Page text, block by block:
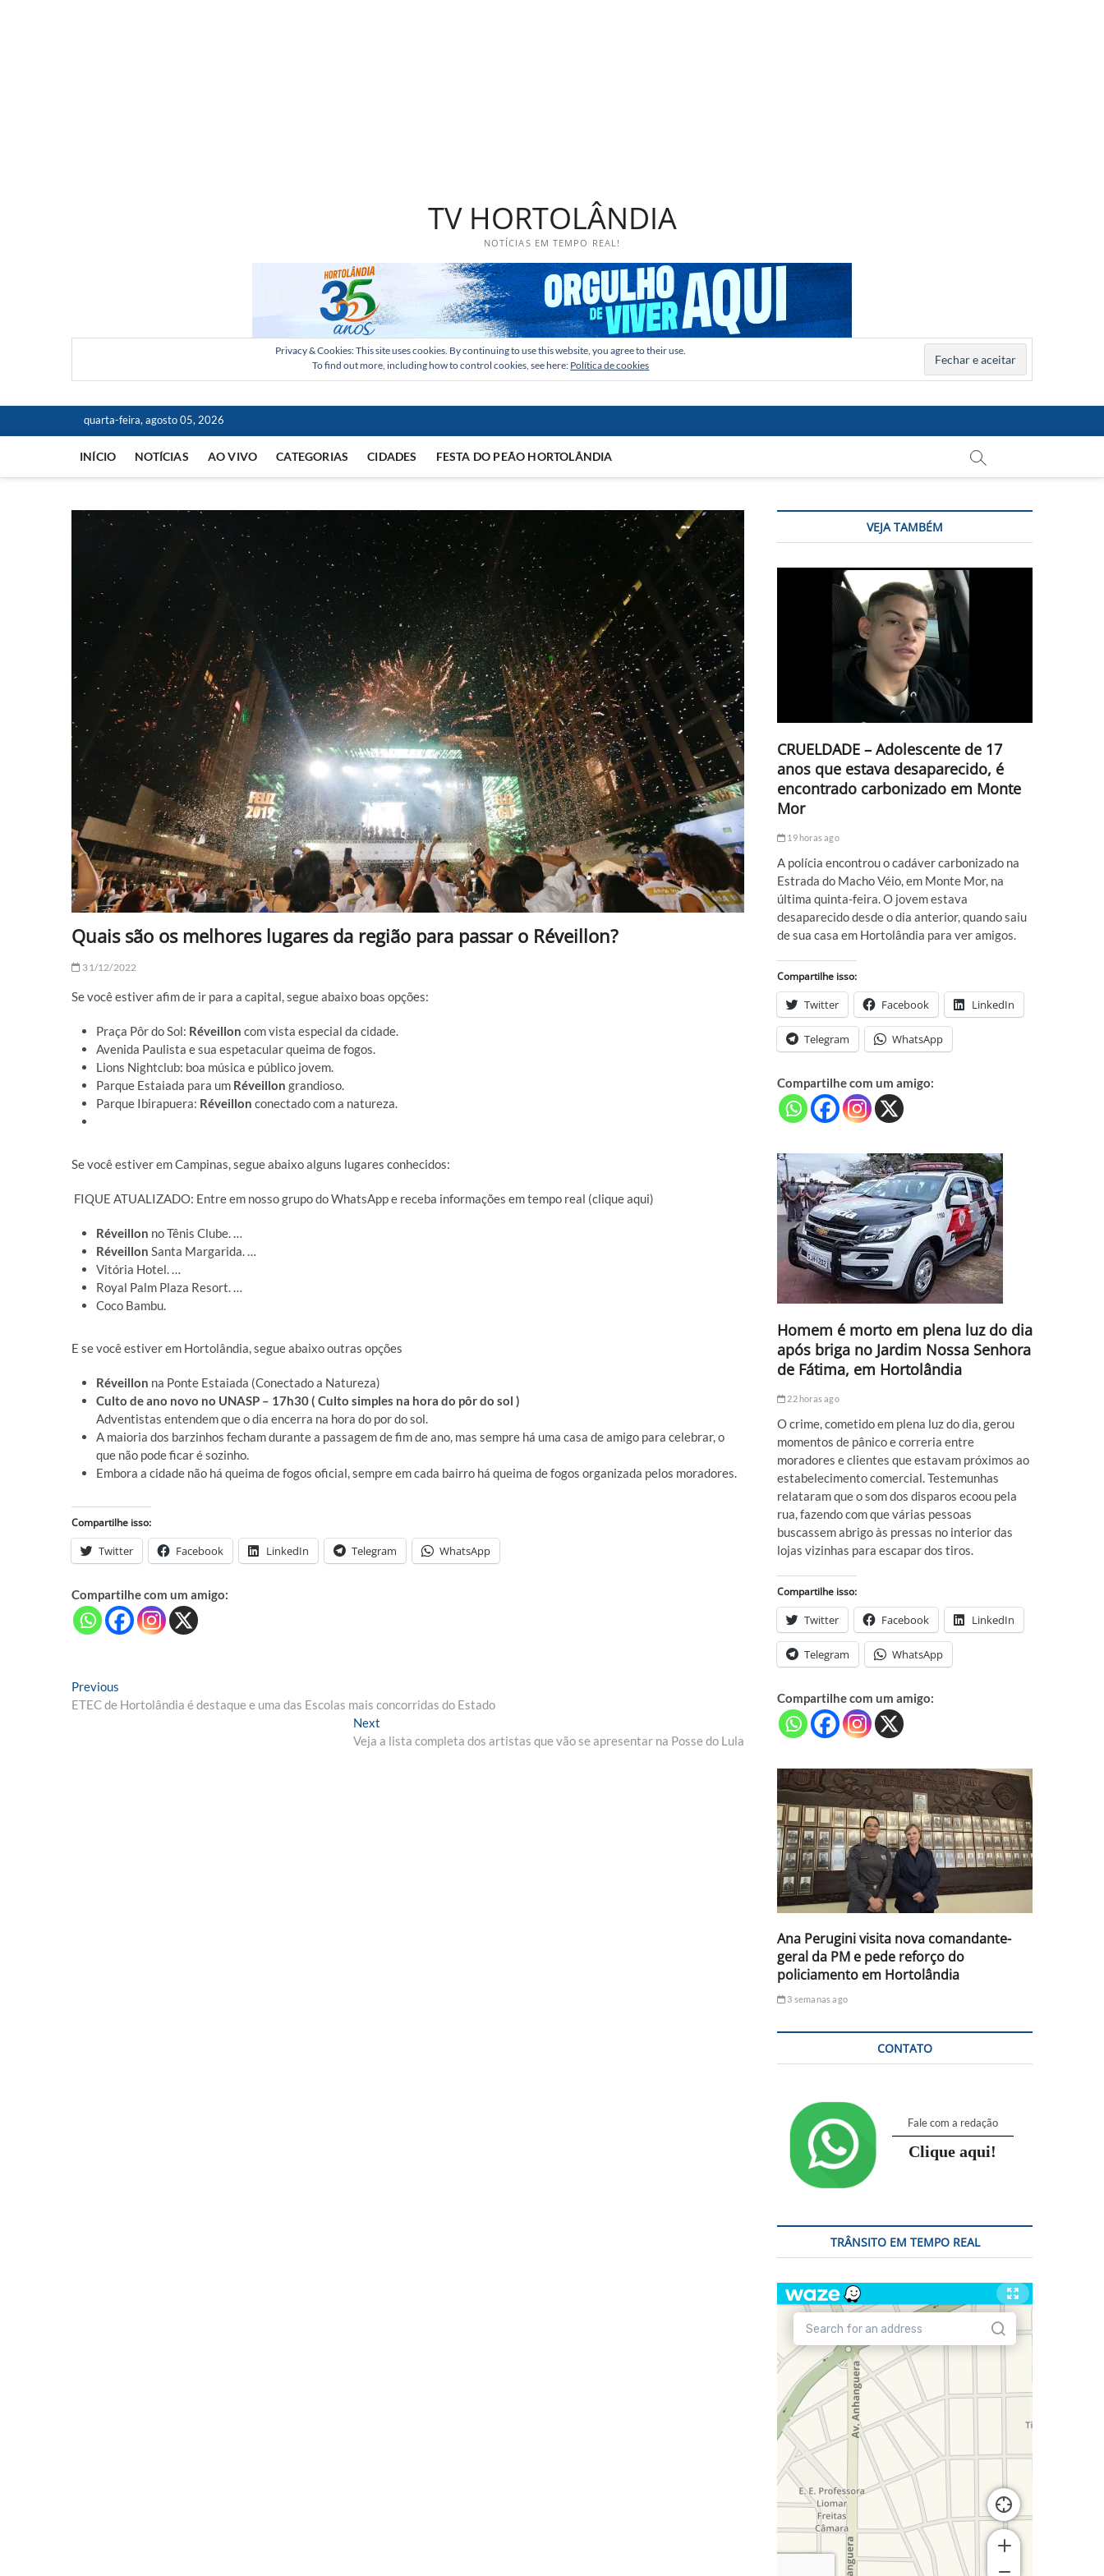
TV HORTOLÂNDIA
NOTÍCIAS EM TEMPO REAL!
Privacy & Cookies: This site uses cookies. By continuing to use this website, you agree to their use.
To find out more, including how to control cookies, see here: Política de cookies
quarta-feira, agosto 05, 2026
INÍCIO NOTÍCIAS AO VIVO CATEGORIAS CIDADES FESTA DO PEÃO HORTOLÂNDIA
Quais são os melhores lugares da região para passar o Réveillon?
31/12/2022
Se você estiver afim de ir para a capital, segue abaixo boas opções:
Praça Pôr do Sol: Réveillon com vista especial da cidade.
Avenida Paulista e sua espetacular queima de fogos.
Lions Nightclub: boa música e público jovem.
Parque Estaiada para um Réveillon grandioso.
Parque Ibirapuera: Réveillon conectado com a natureza.
Se você estiver em Campinas, segue abaixo alguns lugares conhecidos:
FIQUE ATUALIZADO: Entre em nosso grupo do WhatsApp e receba informações em tempo real (clique aqui)
Réveillon no Tênis Clube. …
Réveillon Santa Margarida. …
Vitória Hotel. …
Royal Palm Plaza Resort. …
Coco Bambu.
E se você estiver em Hortolândia, segue abaixo outras opções
Réveillon na Ponte Estaiada (Conectado a Natureza)
Culto de ano novo no UNASP – 17h30 ( Culto simples na hora do pôr do sol )
Adventistas entendem que o dia encerra na hora do por do sol.
A maioria dos barzinhos fecham durante a passagem de fim de ano, mas sempre há uma casa de amigo para celebrar, o
que não pode ficar é sozinho.
Embora a cidade não há queima de fogos oficial, sempre em cada bairro há queima de fogos organizada pelos moradores.
Compartilhe isso:
Twitter Facebook LinkedIn Telegram WhatsApp
Compartilhe com um amigo:
Navegação
de
Previous
post:
ETEC de Hortolândia é destaque e uma das Escolas mais concorridas do Estado
Next
post:
Veja a lista completa dos artistas que vão se apresentar na Posse do Lula
VEJA TAMBÉM
CRUELDADE – Adolescente de 17
anos que estava desaparecido, é
encontrado carbonizado em Monte
Mor
19 horas ago
A polícia encontrou o cadáver carbonizado na
Estrada do Macho Véio, em Monte Mor, na
última quinta-feira. O jovem estava
desaparecido desde o dia anterior, quando saiu
de sua casa em Hortolândia para ver amigos.
Compartilhe isso:
Twitter Facebook LinkedIn
Telegram WhatsApp
Compartilhe com um amigo:
Homem é morto em plena luz do dia
após briga no Jardim Nossa Senhora
de Fátima, em Hortolândia
22 horas ago
O crime, cometido em plena luz do dia, gerou
momentos de pânico e correria entre
moradores e clientes que estavam próximos ao
estabelecimento comercial. Testemunhas
relataram que o som dos disparos ecoou pela
rua, fazendo com que várias pessoas
buscassem abrigo às pressas no interior das
lojas vizinhas para escapar dos tiros.
Compartilhe isso:
Twitter Facebook LinkedIn
Telegram WhatsApp
Compartilhe com um amigo:
Ana Perugini visita nova comandante-
geral da PM e pede reforço do
policiamento em Hortolândia
3 semanas ago
CONTATO
Fale com a redação
Clique aqui!
TRÂNSITO EM TEMPO REAL